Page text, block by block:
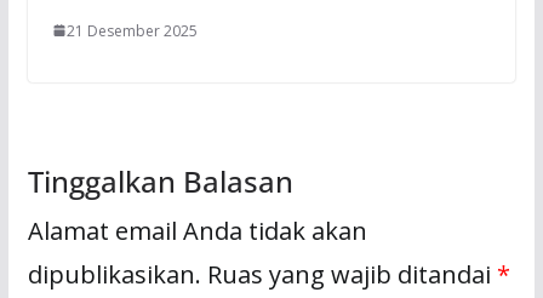
21 Desember 2025
Tinggalkan Balasan
Alamat email Anda tidak akan
dipublikasikan. Ruas yang wajib ditandai *